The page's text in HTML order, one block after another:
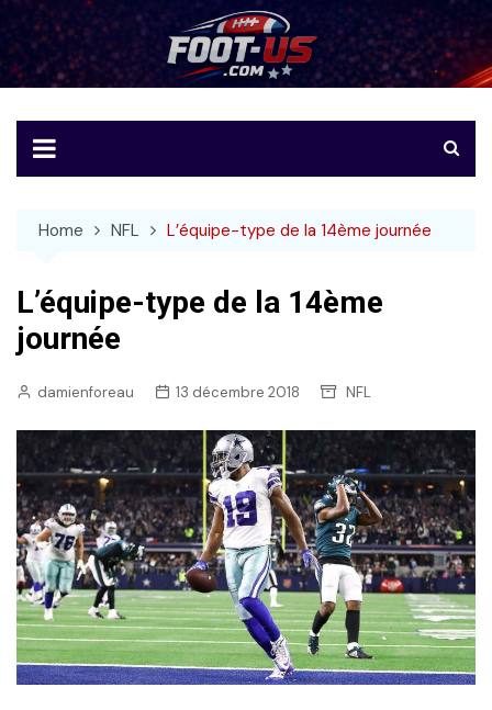
to
content
Foot-US
Le football américain en français
Home NFL L’équipe-type de la 14ème journée
L’équipe-type de la 14ème
journée
damienforeau 13 décembre 2018 NFL